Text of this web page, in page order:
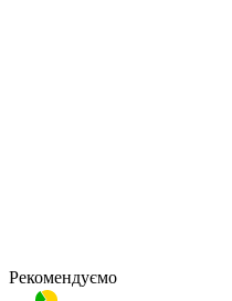
Рекомендуємо